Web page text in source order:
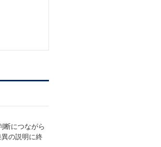
断につながら
の説明に終